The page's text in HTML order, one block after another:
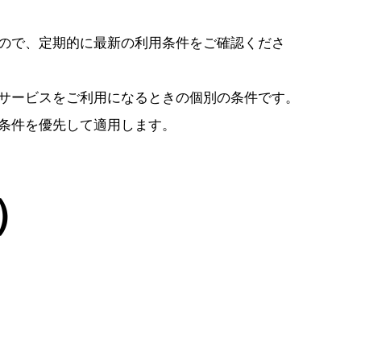
で、定期的に最新の利用条件をご確認くださ
ビスをご利用になるときの個別の条件です。
を優先して適用します。